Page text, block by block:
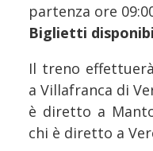
partenza ore
Biglietti
Il treno
a Villafranca di
è diretto a
chi è diretto a